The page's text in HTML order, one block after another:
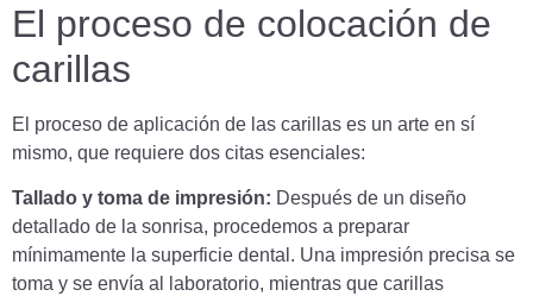
El proceso de colocación de
carillas
El proceso de aplicación de las carillas es un arte en sí
mismo, que requiere dos citas esenciales:
Tallado y toma de impresión: Después de un diseño
detallado de la sonrisa, procedemos a preparar
mínimamente la superficie dental. Una impresión precisa se
toma y se envía al laboratorio, mientras que carillas